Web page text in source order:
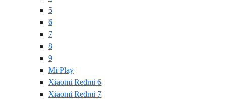
5
6
7
8
9
Mi Play
Xiaomi Redmi 6
Xiaomi Redmi 7